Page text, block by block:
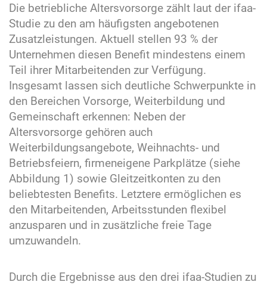
Die betriebliche Altersvorsorge zählt laut der ifaa-
Studie zu den am häufigsten angebotenen
Zusatzleistungen. Aktuell stellen 93 % der
Unternehmen diesen Benefit mindestens einem
Teil ihrer Mitarbeitenden zur Verfügung.
Insgesamt lassen sich deutliche Schwerpunkte in
den Bereichen Vorsorge, Weiterbildung und
Gemeinschaft erkennen: Neben der
Altersvorsorge gehören auch
Weiterbildungsangebote, Weihnachts- und
Betriebsfeiern, firmeneigene Parkplätze (siehe
Abbildung 1) sowie Gleitzeitkonten zu den
beliebtesten Benefits. Letztere ermöglichen es
den Mitarbeitenden, Arbeitsstunden flexibel
anzusparen und in zusätzliche freie Tage
umzuwandeln.
Durch die Ergebnisse aus den drei ifaa-Studien zu